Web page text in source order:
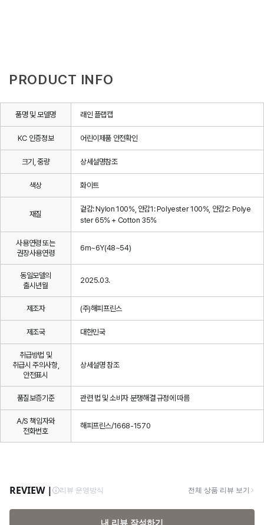
PRODUCT INFO
품명 및 모델명 래인 플랩캡
KC 인증정보 어린이제품 안전확인
크기, 중량 상세설명참조
색상 화이트
재질
겉감: Nylon 100%, 안감1: Polyester 100%, 안감2: Polye
ster 65% + Cotton 35%
사용연령 또는
권장사용연령
6m~6Y(48~54)
동일모델의
출시년월
2025.03.
제조자 (주)해피프린스
제조국 대한민국
취급방법 및
취급시 주의사항,
안전표시
상세설명 참조
품질보증기준 관련 법 및 소비자 분쟁해결 규정에 따름
A/S 책임자와
전화번호
해피프린스/1668-1570